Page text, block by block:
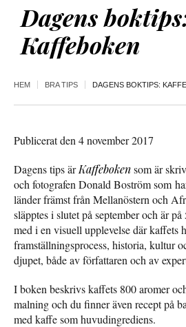
Dagens
Kaffeboken
HEM BRA TIPS DAGENS BOKTIPS:
Publicerat den 4 november 2017
Dagens tips ärKaffebokensom är
och fotografen Donald Boström som
länder främst från Mellanöstern och
släpptes i slutet på september och är
med i en visuell upplevelse där kaffets
framställningsprocess, historia, kultur
djupet, både av författaren och av
I boken beskrivs kaffets 800 aromer
malning och du finner även recept på
med kaffe som huvudingrediens.